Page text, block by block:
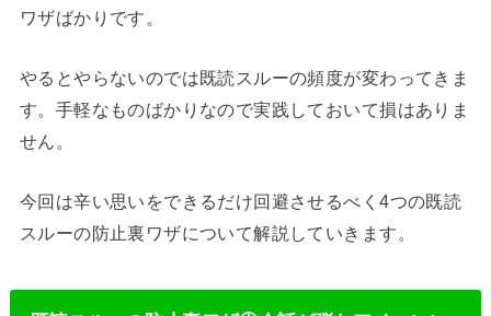
ワザばかりです。
やるとやらないのでは既読スルーの頻度が変わってきま
す。手軽なものばかりなので実践しておいて損はありま
せん。
今回は辛い思いをできるだけ回避させるべく4つの既読
スルーの防止裏ワザについて解説していきます。